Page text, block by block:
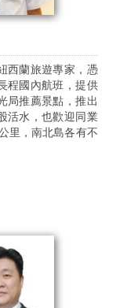
西蘭旅遊專家，憑
程國內航班，提供
局推薦景點，推出
活水，也歡迎同業
里，南北島各有不